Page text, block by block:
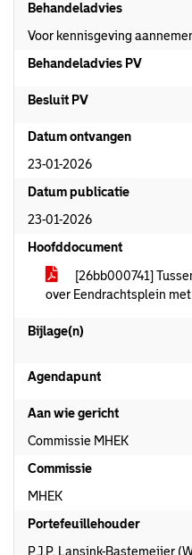
Behandeladvies
Voor kennisgeving
Behandeladvies PV
Besluit PV
Datum ontvangen
23-01-2026
Datum publicatie
23-01-2026
Hoofddocument
[26bb000741]
over Eendrachtsplein
Bijlage(n)
Agendapunt
Aan wie gericht
Commissie MHEK
Commissie
MHEK
Portefeuillehouder
P.J.P. Lansink-Bastemeijer